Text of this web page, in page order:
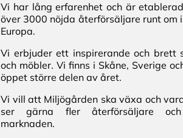
Vi har lång erfarenhet och är
över 3000 nöjda återförsäljare runt om
Europa.
Vi erbjuder ett inspirerande och brett
och möbler. Vi finns i Skåne, Sverige
öppet större delen av året.
Vi vill att Miljögården ska växa och
ser gärna fler återförsäljare och
marknaden.